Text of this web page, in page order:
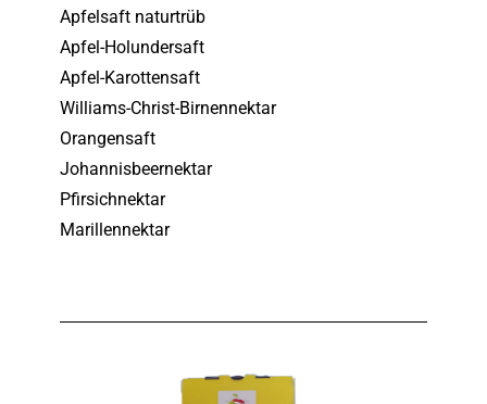
Apfelsaft naturtrüb
Apfel-Holundersaft
Apfel-Karottensaft
Williams-Christ-Birnennektar
Orangensaft
Johannisbeernektar
Pfirsichnektar
Marillennektar